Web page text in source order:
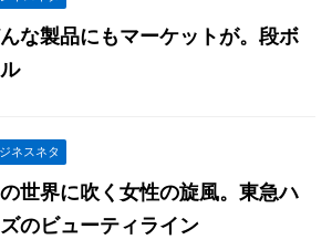
な製品にもマーケットが。段ボ
ネスネタ
世界に吹く女性の旋風。東急ハ
のビューティライン